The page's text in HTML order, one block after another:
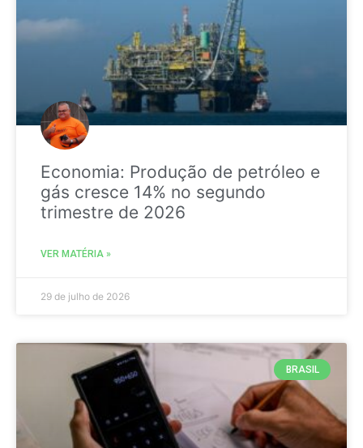
Economia: Produção de petróleo e
gás cresce 14% no segundo
trimestre de 2026
VER MATÉRIA »
29 de julho de 2026
BRASIL